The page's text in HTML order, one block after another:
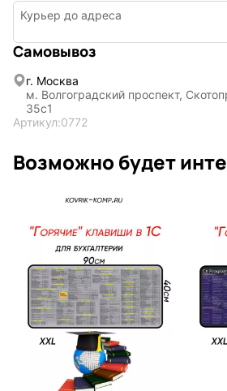
Курьер до адреса
Самовывоз
г. Москва
м. Волгоградский проспект,
35с1
Артикул:0772
Возможно будет
INariArt
По мотивам
игр
СССР
Транспорт
Фентези
Текущий:Колумбус